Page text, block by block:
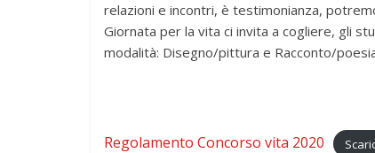
relazioni e incontri, è testimonianza,
Giornata per la vita ci invita a cogliere, gli
modalità: Disegno/pittura e Racconto/
Regolamento Concorso vita 2020